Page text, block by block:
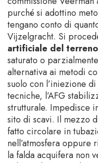
purché si adottino
tengano conto di
Vijzelgracht. Si
artificiale del terreno
saturato o
alternativa ai metodi
suolo con l’iniezione
tecniche, l’AFG
strutturale. Impedisce
sito di scavi. Il mezzo
fatto circolare in
nell’atmosfera oppure
la falda acquifera non